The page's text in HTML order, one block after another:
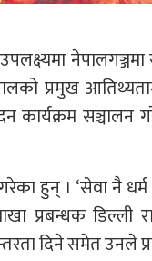
नेपालगञ्जमा
प्रमुख
कार्यक्रम
हुन् । ‘सेवा नै धर्म
प्रबन्धक डिल्ली
दिने समेत उनले